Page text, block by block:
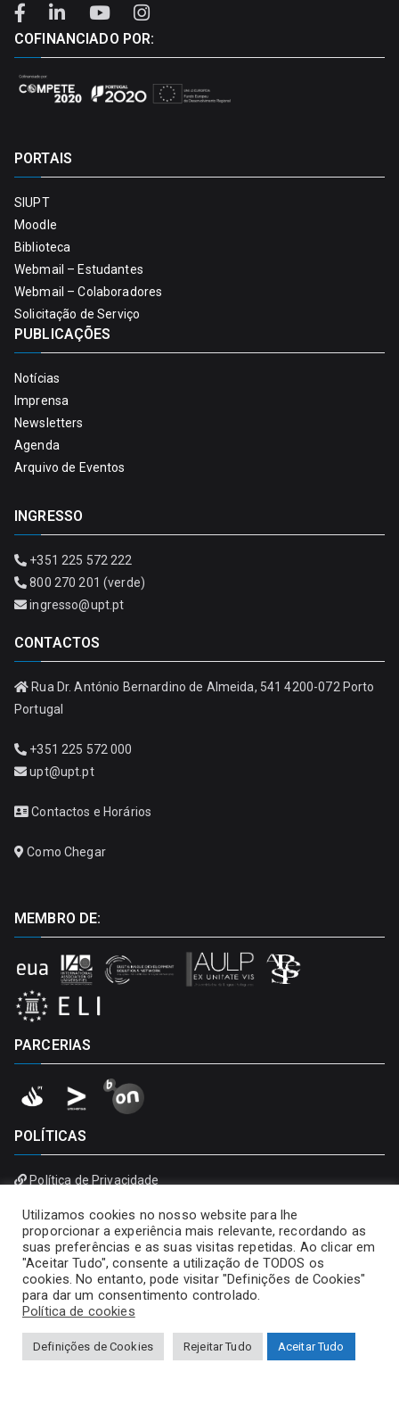
COFINANCIADO POR:
PORTAIS
SIUPT
Moodle
Biblioteca
Webmail – Estudantes
Webmail – Colaboradores
Solicitação de Serviço
PUBLICAÇÕES
Notícias
Imprensa
Newsletters
Agenda
Arquivo de Eventos
INGRESSO
+351 225 572 222
800 270 201 (verde)
ingresso@upt.pt
CONTACTOS
Rua Dr. António Bernardino de Almeida, 541 4200-072 Porto
Portugal
+351 225 572 000
upt@upt.pt
Contactos e Horários
Como Chegar
MEMBRO DE:
PARCERIAS
POLÍTICAS
Política de Privacidade
Utilizamos cookies no nosso website para lhe
proporcionar a experiência mais relevante, recordando as
suas preferências e as suas visitas repetidas. Ao clicar em
"Aceitar Tudo", consente a utilização de TODOS os
cookies. No entanto, pode visitar "Definições de Cookies"
para dar um consentimento controlado.
Política de cookies
Definições de Cookies Rejeitar Tudo Aceitar Tudo